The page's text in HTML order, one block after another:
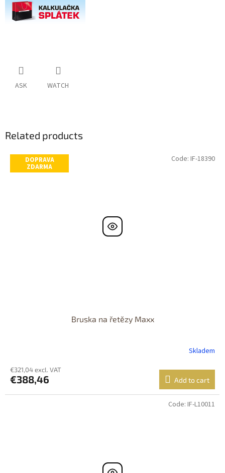
ASK WATCH
Related products
DOPRAVA
ZDARMA
Bruska na řetězy Maxx
Skladem
€321,04 excl. VAT
€388,46 Add to cart
Code: IF-18390
Code: IF-L10011